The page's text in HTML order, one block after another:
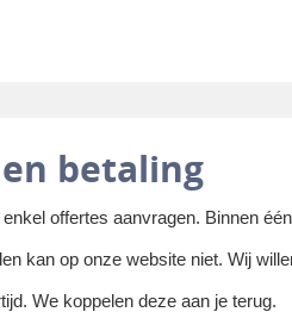
betaling
offertes aanvragen. Binnen
kan op onze website niet. Wij
We koppelen deze aan je terug.